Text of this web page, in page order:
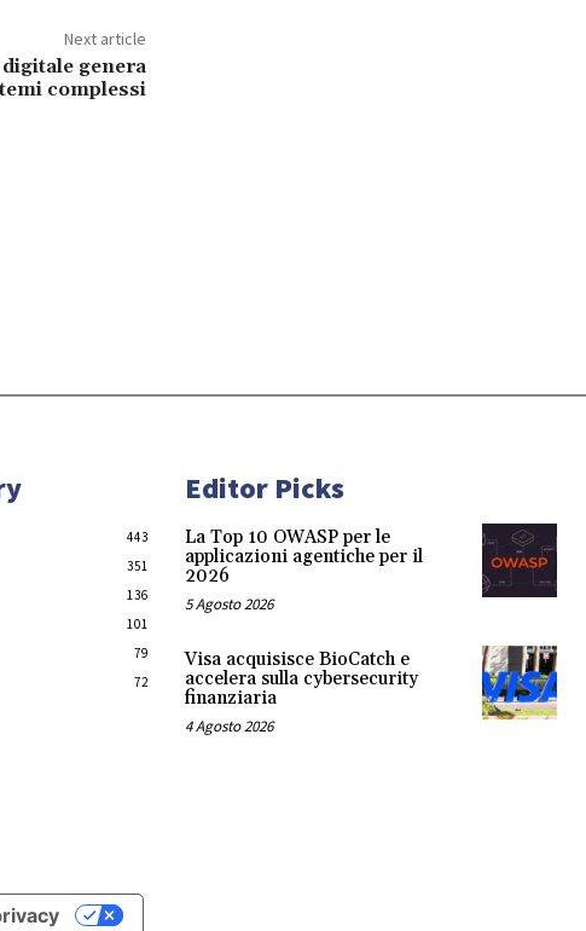
Next article
genera
complessi
443
351
136
101
79
72
Editor Picks
La Top 10 OWASP per le
applicazioni agentiche per il
2026
5 Agosto 2026
Visa acquisisce BioCatch e
accelera sulla cybersecurity
finanziaria
4 Agosto 2026